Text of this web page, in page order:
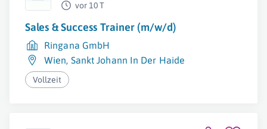
vor 10 T
Sales & Success Trainer (m/w/d)
Ringana GmbH
Wien, Sankt Johann In Der Haide
Vollzeit